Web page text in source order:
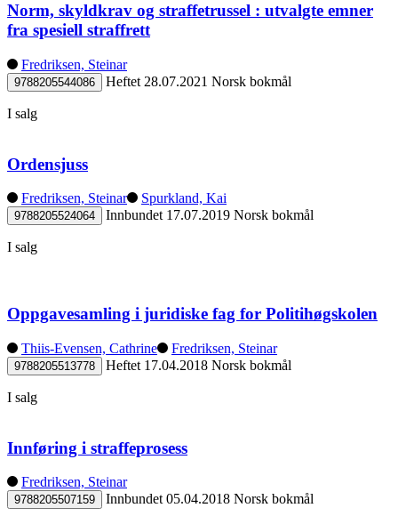
Norm, skyldkrav og straffetrussel : utvalgte emner
fra spesiell straffrett
Fredriksen, Steinar
9788205544086 Heftet 28.07.2021 Norsk bokmål
I salg
Ordensjuss
Fredriksen, Steinar Spurkland, Kai
9788205524064 Innbundet 17.07.2019 Norsk bokmål
I salg
Oppgavesamling i juridiske fag for Politihøgskolen
Thiis-Evensen, Cathrine Fredriksen, Steinar
9788205513778 Heftet 17.04.2018 Norsk bokmål
I salg
Innføring i straffeprosess
Fredriksen, Steinar
9788205507159 Innbundet 05.04.2018 Norsk bokmål